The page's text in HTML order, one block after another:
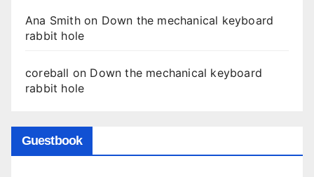
Ana Smithon Down the mechanical keyboard
rabbit hole
coreball on Down the mechanical keyboard
rabbit hole
Guestbook